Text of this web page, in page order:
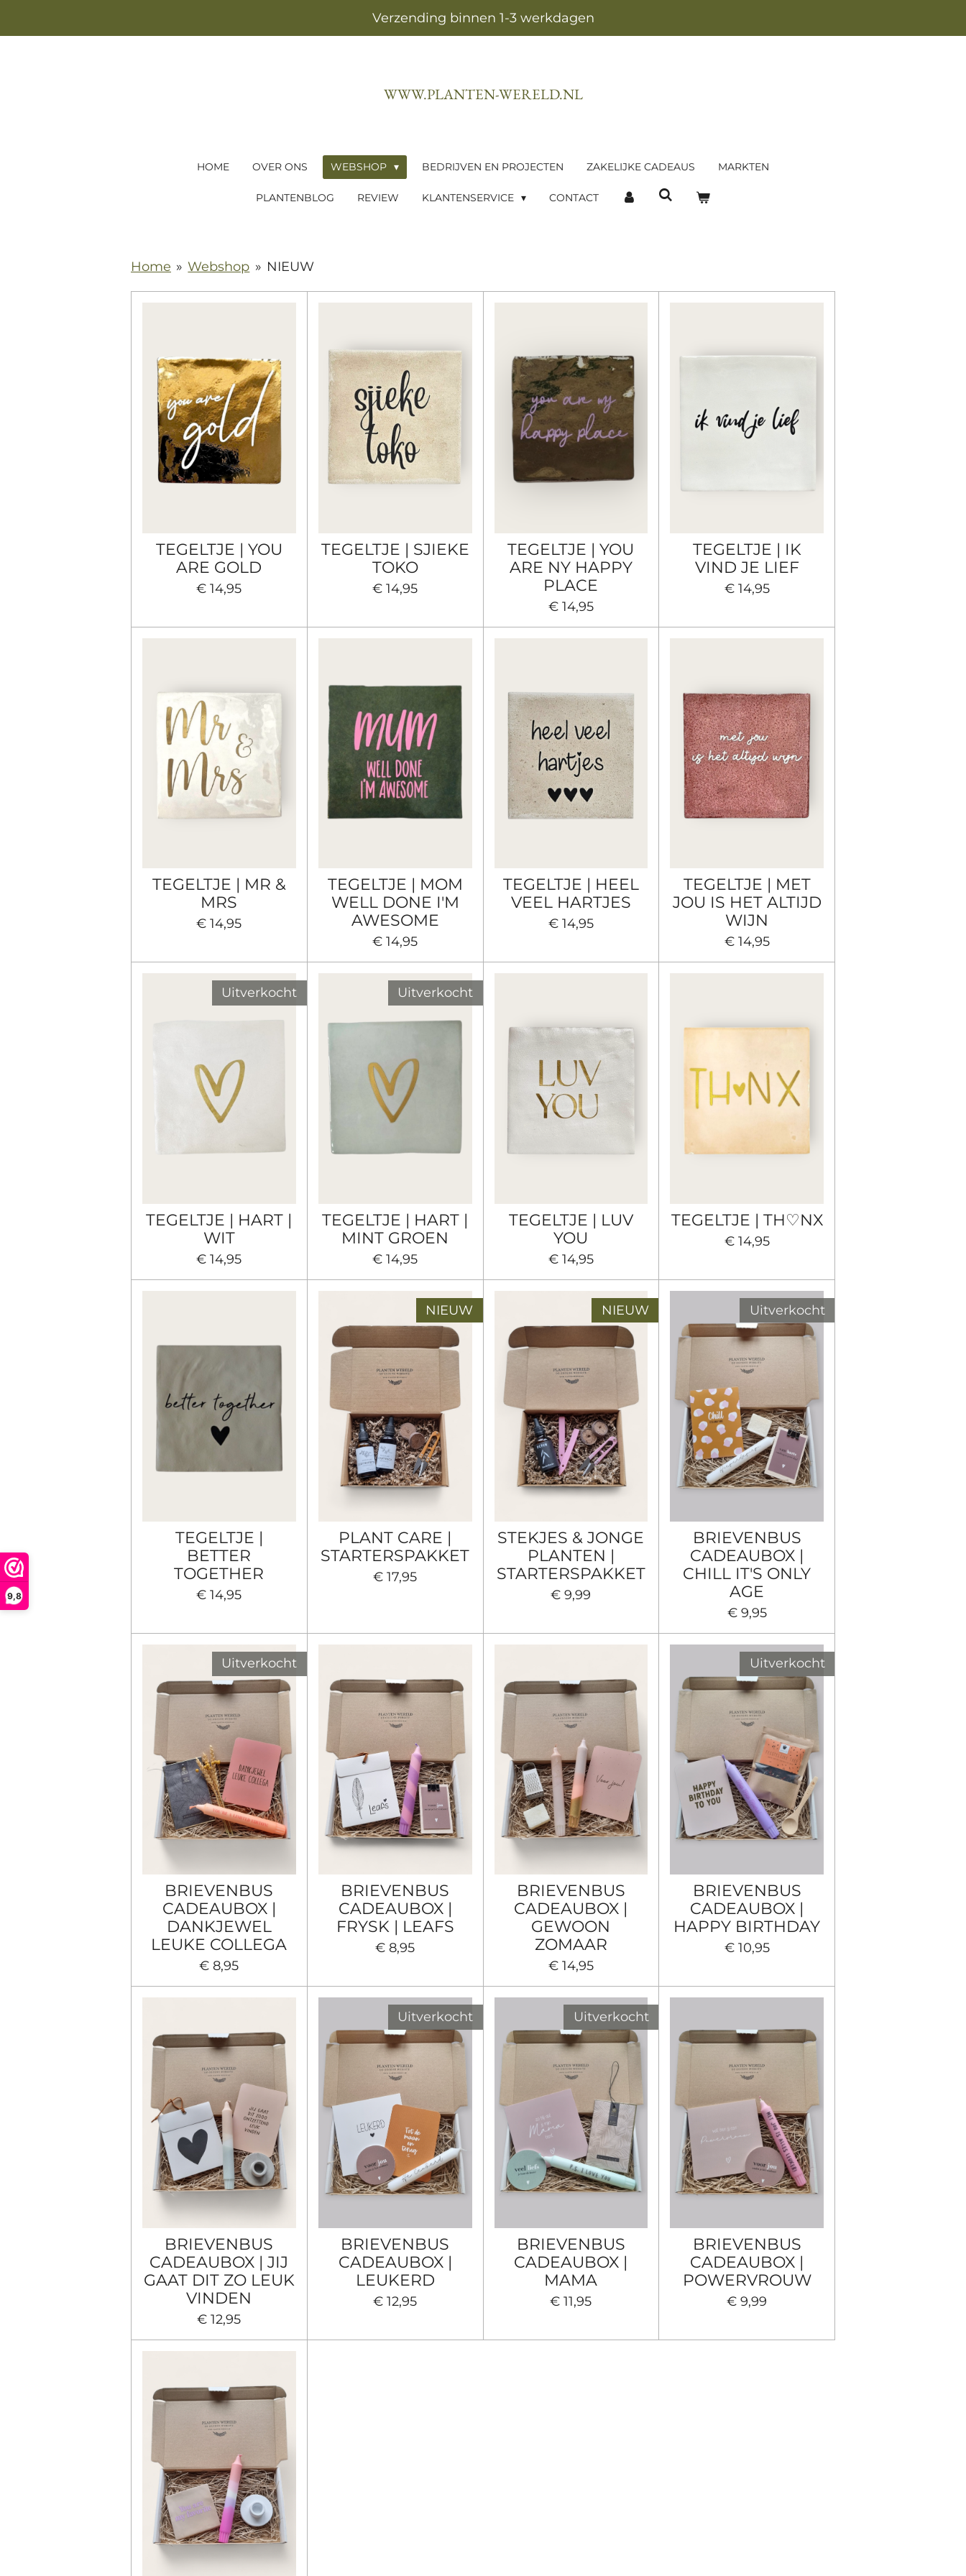
9,8
Verzending binnen 1-3 werkdagen
WWW.PLANTEN-WERELD.NL
HOME OVER ONS WEBSHOP BEDRIJVEN EN PROJECTEN ZAKELIJKE CADEAUS MARKTEN
PLANTENBLOG REVIEW KLANTENSERVICE CONTACT
Home » Webshop » NIEUW
TEGELTJE | YOU
ARE GOLD
€ 14,95
TEGELTJE | SJIEKE
TOKO
€ 14,95
TEGELTJE | YOU
ARE NY HAPPY
PLACE
€ 14,95
TEGELTJE | IK
VIND JE LIEF
€ 14,95
TEGELTJE | MR &
MRS
€ 14,95
TEGELTJE | MOM
WELL DONE I'M
AWESOME
€ 14,95
TEGELTJE | HEEL
VEEL HARTJES
€ 14,95
TEGELTJE | MET
JOU IS HET ALTIJD
WIJN
€ 14,95
Uitverkocht
TEGELTJE | HART |
WIT
€ 14,95
Uitverkocht
TEGELTJE | HART |
MINT GROEN
€ 14,95
TEGELTJE | LUV
YOU
€ 14,95
TEGELTJE | TH♡NX
€ 14,95
TEGELTJE |
BETTER
TOGETHER
€ 14,95
NIEUW
PLANT CARE |
STARTERSPAKKET
€ 17,95
NIEUW
STEKJES & JONGE
PLANTEN |
STARTERSPAKKET
€ 9,99
Uitverkocht
BRIEVENBUS
CADEAUBOX |
CHILL IT'S ONLY
AGE
€ 9,95
Uitverkocht
BRIEVENBUS
CADEAUBOX |
DANKJEWEL
LEUKE COLLEGA
€ 8,95
BRIEVENBUS
CADEAUBOX |
FRYSK | LEAFS
€ 8,95
BRIEVENBUS
CADEAUBOX |
GEWOON
ZOMAAR
€ 14,95
Uitverkocht
BRIEVENBUS
CADEAUBOX |
HAPPY BIRTHDAY
€ 10,95
BRIEVENBUS
CADEAUBOX | JIJ
GAAT DIT ZO LEUK
VINDEN
€ 12,95
Uitverkocht
BRIEVENBUS
CADEAUBOX |
LEUKERD
€ 12,95
Uitverkocht
BRIEVENBUS
CADEAUBOX |
MAMA
€ 11,95
BRIEVENBUS
CADEAUBOX |
POWERVROUW
€ 9,99